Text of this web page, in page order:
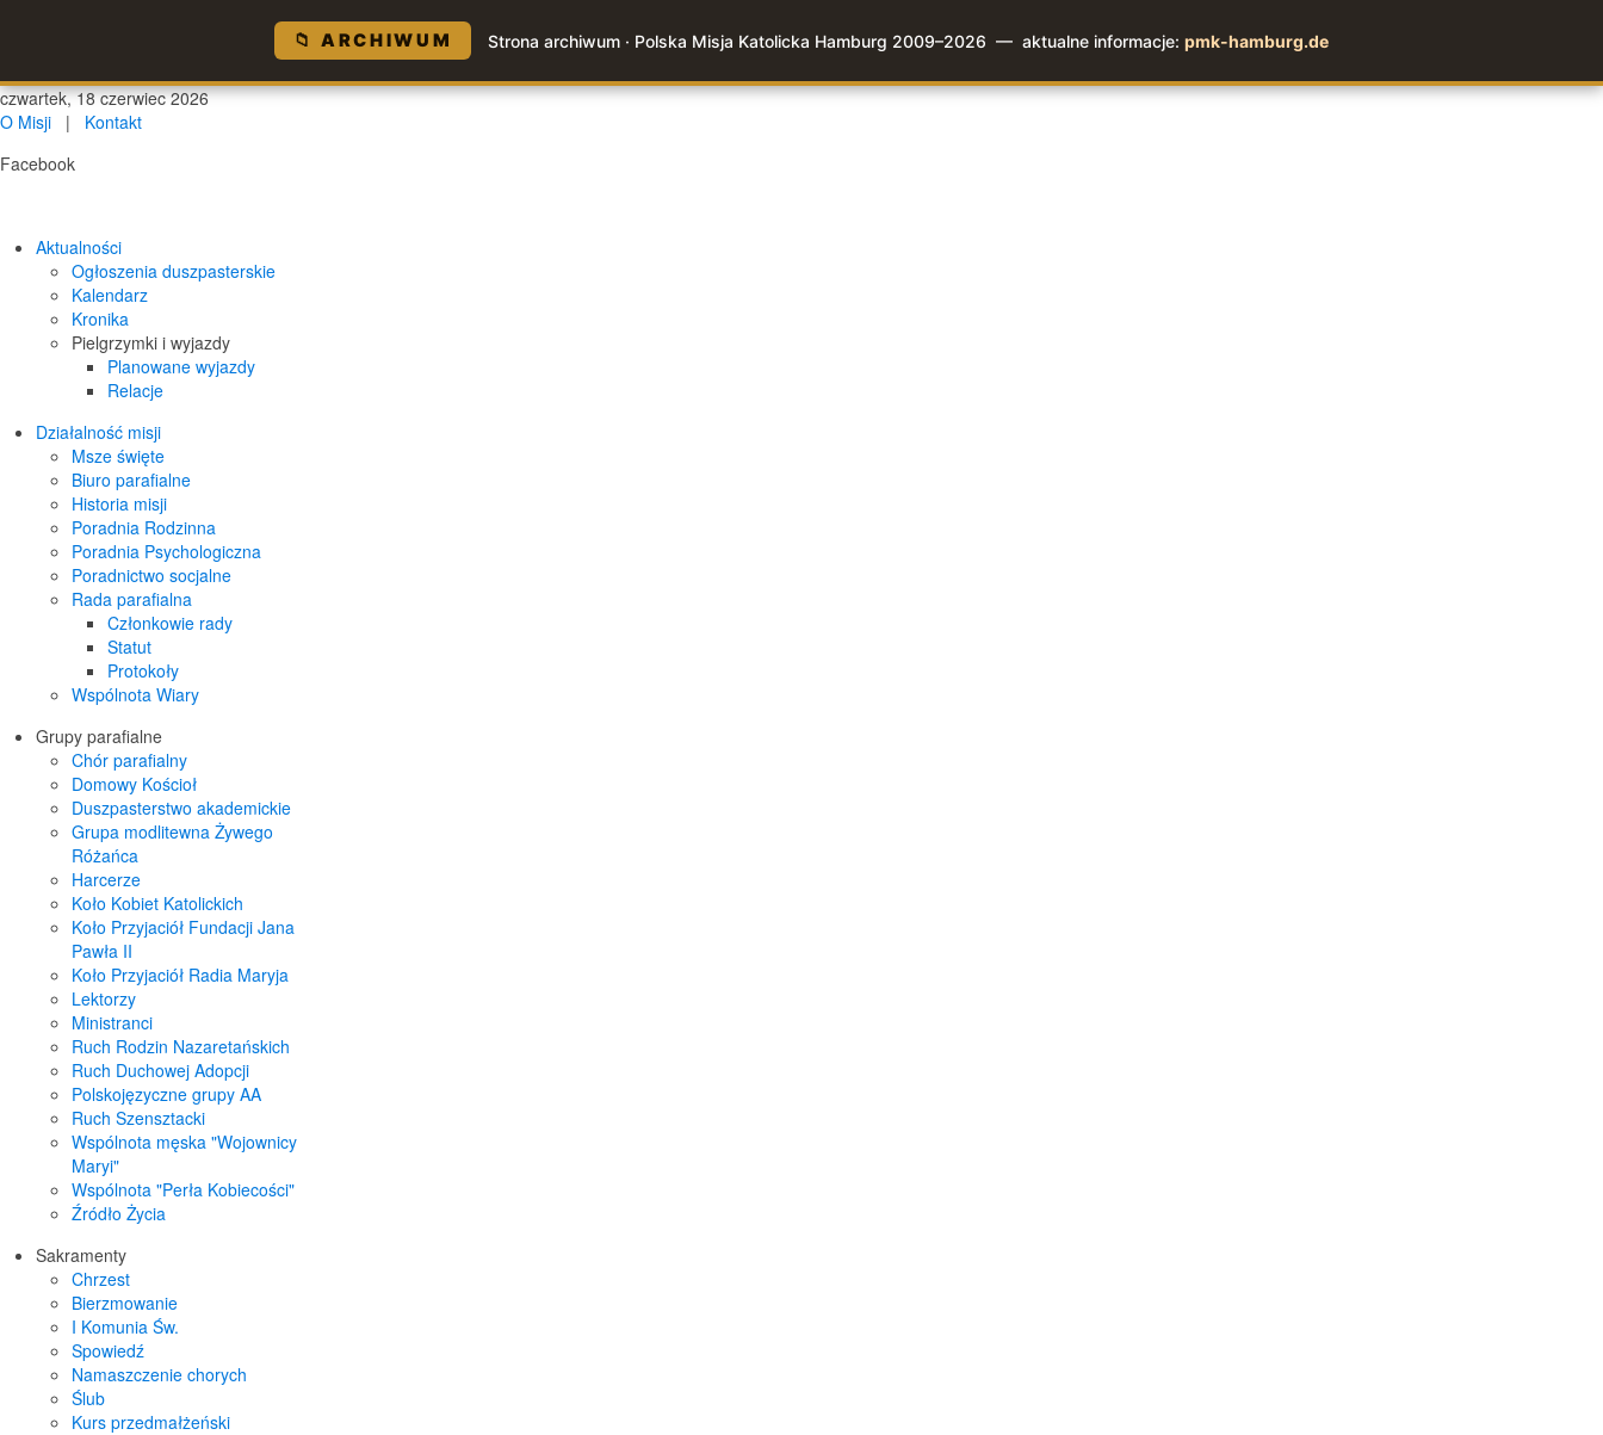
📁 ARCHIWUM Strona archiwum · Polska Misja Katolicka Hamburg 2009–2026 — aktualne informacje:pmk-hamburg.de
czwartek, 18 czerwiec 2026
O Misji | Kontakt
Facebook
Aktualności
Ogłoszenia duszpasterskie
Kalendarz
Kronika
Pielgrzymki i wyjazdy
Planowane wyjazdy
Relacje
Działalność misji
Msze święte
Biuro parafialne
Historia misji
Poradnia Rodzinna
Poradnia Psychologiczna
Poradnictwo socjalne
Rada parafialna
Członkowie rady
Statut
Protokoły
Wspólnota Wiary
Grupy parafialne
Chór parafialny
Domowy Kościoł
Duszpasterstwo akademickie
Grupa modlitewna Żywego
Różańca
Harcerze
Koło Kobiet Katolickich
Koło Przyjaciół Fundacji Jana
Pawła II
Koło Przyjaciół Radia Maryja
Lektorzy
Ministranci
Ruch Rodzin Nazaretańskich
Ruch Duchowej Adopcji
Polskojęzyczne grupy AA
Ruch Szensztacki
Wspólnota męska "Wojownicy
Maryi"
Wspólnota "Perła Kobiecości"
Źródło Życia
Sakramenty
Chrzest
Bierzmowanie
I Komunia Św.
Spowiedź
Namaszczenie chorych
Ślub
Kurs przedmałżeński